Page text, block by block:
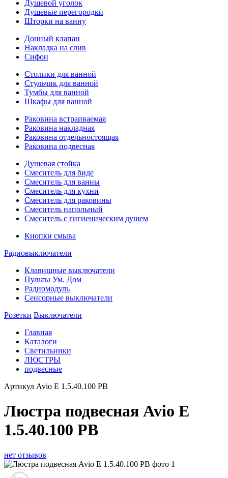
Душевой уголок
Душевые перегородки
Шторки на ванну
Донный клапан
Накладка на слив
Сифон
Столики для ванной
Стульчик для ванной
Тумбы для ванной
Шкафы для ванной
Раковина встраиваемая
Раковина накладная
Раковина отдельностоящая
Раковина подвесная
Душевая стойка
Смеситель для биде
Смеситель для ванны
Смеситель для кухни
Смеситель для раковины
Смеситель напольный
Смеситель с гигиеническим душем
Кнопки смыва
Радиовыключатели
Клавишные выключатели
Пульты Ум. Дом
Радиомодуль
Сенсорные выключатели
Розетки Выключатели
Главная
Каталоги
Светильники
ЛЮСТРЫ
подвесные
Артикул Avio E 1.5.40.100 PB
Люстра подвесная Avio E
1.5.40.100 PB
нет отзывов